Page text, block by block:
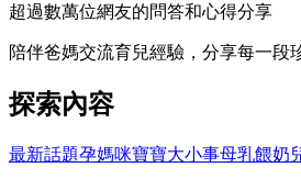
超過數萬位網友的問答和心得分享
陪伴爸媽交流育兒經驗，分享每一段
探索內容
最新話題孕媽咪寶寶大小事母乳餵奶